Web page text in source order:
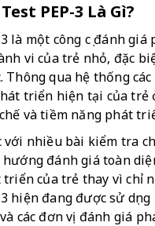
PEP-3 Là Gì?
3 là một công cụ đánh
vi của trẻ nhỏ, đặc
Thông qua hệ thống
triển hiện tại của trẻ
và tiềm năng phát
với nhiều bài kiểm tra
đánh giá toàn
triển của trẻ thay vì chỉ
3 hiện đang được sử
các đơn vị đánh giá